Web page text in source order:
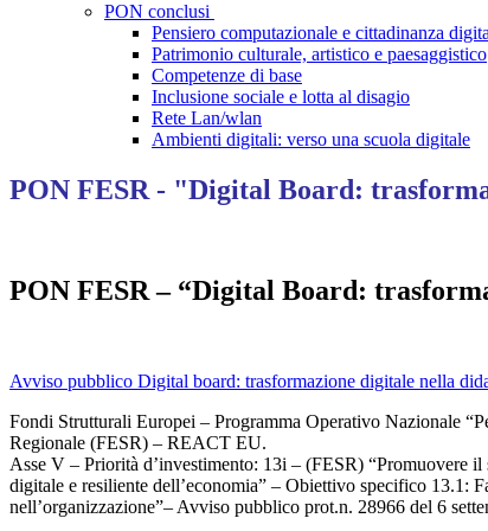
PON conclusi
Pensiero computazionale e cittadinanza
Patrimonio culturale, artistico e paesaggistico
Competenze di base
Inclusione sociale e lotta al disagio
Rete Lan/wlan
Ambienti digitali: verso una scuola digitale
PON FESR - "Digital Board:
PON FESR – “Digital Board:
Avviso pubblico Digital board: trasformazione digitale nella
Fondi Strutturali Europei – Programma Operativo Nazionale
Regionale (FESR) – REACT EU.
Asse V – Priorità d’investimento: 13i – (FESR) “Promuovere
digitale e resiliente dell’economia” – Obiettivo specifico 13.1:
nell’organizzazione”– Avviso pubblico prot.n. 28966 del 6